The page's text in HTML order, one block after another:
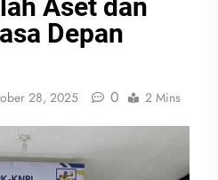
Aset dan
Depan
28, 2025 0 2 Mins